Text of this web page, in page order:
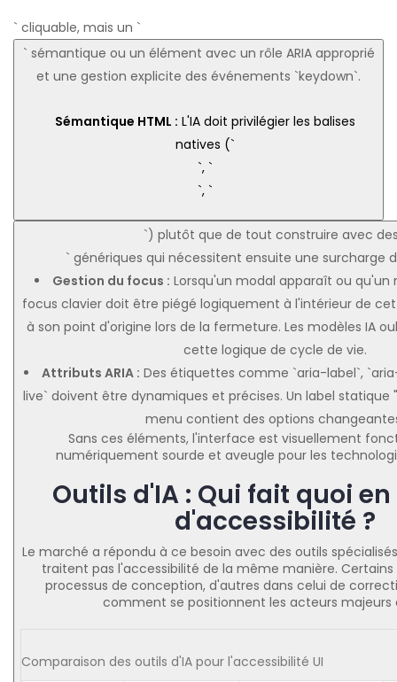
` cliquable, mais un `
` sémantique ou un élément avec un rôle ARIA approprié
et une gestion explicite des événements `keydown`.
Sémantique HTML : L'IA doit privilégier les balises
natives (`
`, `
`, `
`) plutôt que de tout construire avec
` génériques qui nécessitent ensuite une surcharge
Gestion du focus : Lorsqu'un modal apparaît ou qu'un
focus clavier doit être piégé logiquement à l'intérieur de
à son point d'origine lors de la fermeture. Les modèles IA
cette logique de cycle de vie.
Attributs ARIA : Des étiquettes comme `aria-label`,
live` doivent être dynamiques et précises. Un label statique
menu contient des options
Sans ces éléments, l'interface est visuellement
numériquement sourde et aveugle pour les
Outils d'IA : Qui fait quoi
d'accessibilité ?
Le marché a répondu à ce besoin avec des outils
traitent pas l'accessibilité de la même manière.
processus de conception, d'autres dans celui de
comment se positionnent les acteurs majeurs
Comparaison des outils d'IA pour l'accessibilité UI